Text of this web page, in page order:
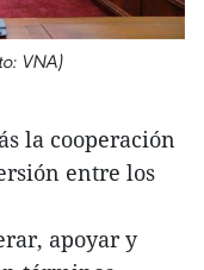
VNA)
la cooperación
entre los
apoyar y